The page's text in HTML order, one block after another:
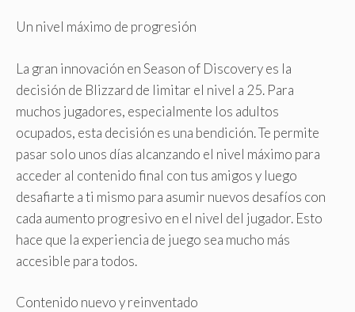
Un nivel máximo de progresión
La gran innovación en Season of Discovery es la
decisión de Blizzard de limitar el nivel a 25. Para
muchos jugadores, especialmente los adultos
ocupados, esta decisión es una bendición. Te permite
pasar solo unos días alcanzando el nivel máximo para
acceder al contenido final con tus amigos y luego
desafiarte a ti mismo para asumir nuevos desafíos con
cada aumento progresivo en el nivel del jugador. Esto
hace que la experiencia de juego sea mucho más
accesible para todos.
Contenido nuevo y reinventado